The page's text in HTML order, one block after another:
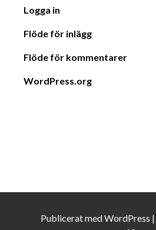
Logga in
Flöde för inlägg
Flöde för kommentarer
WordPress.org
Publicerat medWordPress |